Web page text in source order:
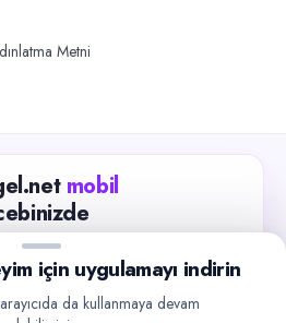
Metni
mobil
takip edin, işverenlerle hızlıca
iletişime geçin.
Google Play
için uygulamayı indirin
da kullanmaya devam